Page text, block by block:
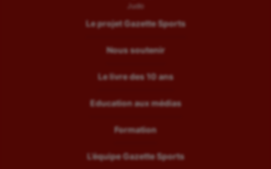
Judo
Le projet Gazette Sports
Nous soutenir
Le livre des 10 ans
Education aux médias
Formation
L’équipe Gazette Sports